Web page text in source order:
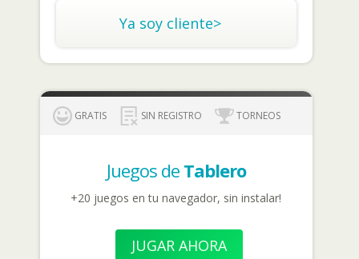
Ya soy cliente>
GRATIS SIN REGISTRO TORNEOS
Juegos de Tablero
+20 juegos en tu navegador, sin instalar!
JUGAR AHORA